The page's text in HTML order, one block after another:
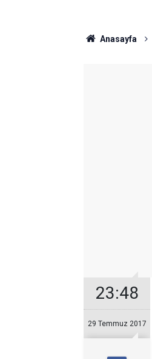
Anasayfa
23:48
29 Temmuz 2017